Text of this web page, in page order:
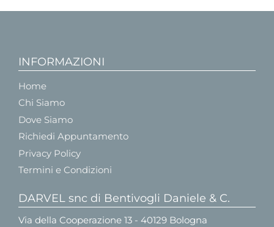
INFORMAZIONI
Home
Chi Siamo
Dove Siamo
Richiedi Appuntamento
Privacy Policy
Termini e Condizioni
DARVEL snc di Bentivogli Daniele & C.
Via della Cooperazione 13 - 40129 Bologna